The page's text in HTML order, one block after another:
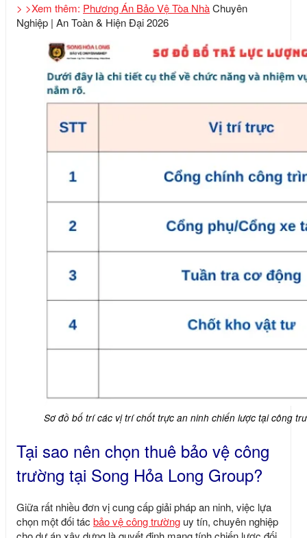
> >Xem thêm: Phương Án Bảo Vệ Tòa NhàChuyên
Nghiệp | An Toàn & Hiện Đại 2026
Sơ đồ bố trí các vị trí chốt trực an ninh chiến lược tại công
Tại sao nên chọn thuê bảo vệ công
trường tại Song Hỏa Long Group?
Giữa rất nhiều đơn vị cung cấp giải pháp an ninh, việc lựa
chọn một đối tác bảo vệ công trường uy tín, chuyên nghiệp